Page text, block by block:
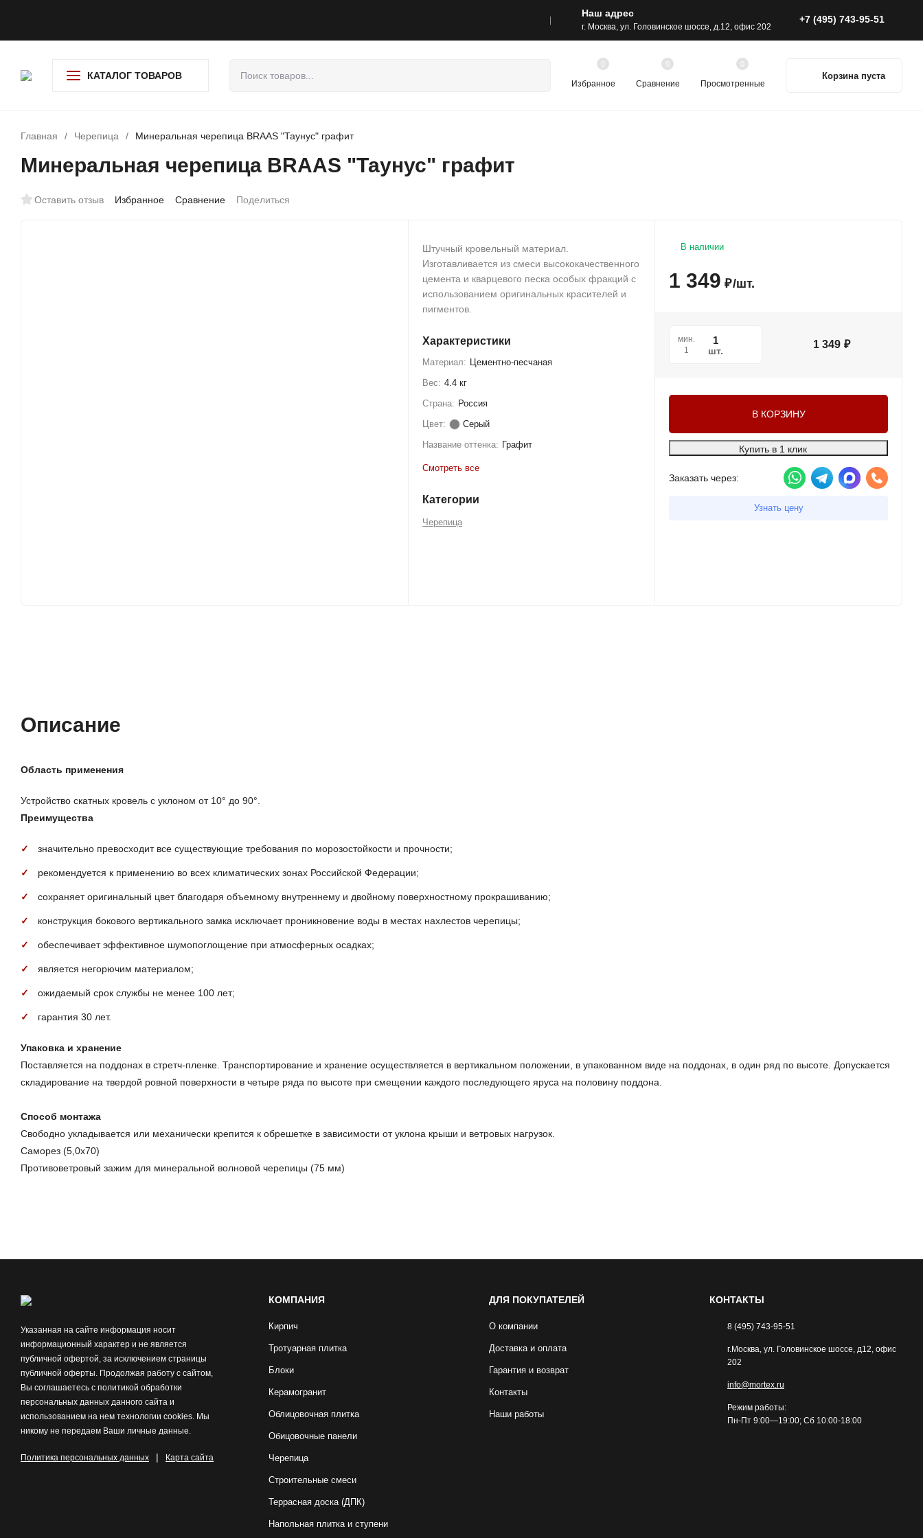
Наш адрес
г. Москва, ул. Головинское шоссе, д.12, офис 202
+7 (495) 743-95-51
КАТАЛОГ ТОВАРОВ
Избранное
0
Сравнение
0
Просмотренные
0
Корзина пуста
Главная / Черепица / Минеральная черепица BRAAS "Таунус" графит
Минеральная черепица BRAAS "Таунус" графит
Оставить отзыв Избранное Сравнение Поделиться
Штучный кровельный материал.
Изготавливается из смеси высококачественного
цемента и кварцевого песка особых фракций с
использованием оригинальных красителей и
пигментов.
Характеристики
Материал: Цементно-песчаная
Вес: 4.4 кг
Страна: Россия
Цвет:
Серый
Название оттенка: Графит
Смотреть все
Категории
Черепица
В наличии
1 349 ₽/шт.
мин.
1
шт.
1 349 ₽
В КОРЗИНУ
Купить в 1 клик
Заказать через:
Узнать цену
Описание
Область применения
Устройство скатных кровель с уклоном от 10° до 90°.
Преимущества
значительно превосходит все существующие требования по морозостойкости и прочности;
рекомендуется к применению во всех климатических зонах Российской Федерации;
сохраняет оригинальный цвет благодаря объемному внутреннему и двойному поверхностному прокрашиванию;
конструкция бокового вертикального замка исключает проникновение воды в местах нахлестов черепицы;
обеспечивает эффективное шумопоглощение при атмосферных осадках;
является негорючим материалом;
ожидаемый срок службы не менее 100 лет;
гарантия 30 лет.
Упаковка и хранение
Поставляется на поддонах в стретч-пленке. Транспортирование и хранение осуществляется в вертикальном положении, в упакованном виде на поддонах, в один ряд по высоте. Допускается
складирование на твердой ровной поверхности в четыре ряда по высоте при смещении каждого последующего яруса на половину поддона.
Способ монтажа
Свободно укладывается или механически крепится к обрешетке в зависимости от уклона крыши и ветровых нагрузок.
Саморез (5,0х70)
Противоветровый зажим для минеральной волновой черепицы (75 мм)
Указанная на сайте информация носит
информационный характер и не является
публичной офертой, за исключением страницы
публичной оферты. Продолжая работу с сайтом,
Вы соглашаетесь с политикой обработки
персональных данных данного сайта и
использованием на нем технологии cookies. Мы
никому не передаем Ваши личные данные.
Политика персональных данных | Карта сайта
КОМПАНИЯ
Кирпич
Тротуарная плитка
Блоки
Керамогранит
Облицовочная плитка
Обицовочные панели
Черепица
Строительные смеси
Террасная доска (ДПК)
Напольная плитка и ступени
ДЛЯ ПОКУПАТЕЛЕЙ
О компании
Доставка и оплата
Гарантия и возврат
Контакты
Наши работы
КОНТАКТЫ
8 (495) 743-95-51
г.Москва, ул. Головинское шоссе, д12, офис
202
info@mortex.ru
Режим работы:
Пн-Пт 9:00—19:00; Сб 10:00-18:00